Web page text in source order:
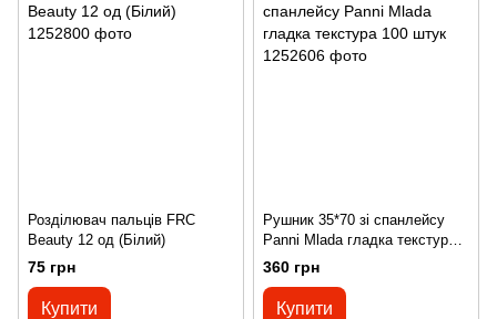
Розділювач пальців FRC
Beauty 12 од (Білий)
75 грн
Купити
Рушник 35*70 зі спанлейсу
Panni Mlada гладка текстура
100 штук
360 грн
Купити